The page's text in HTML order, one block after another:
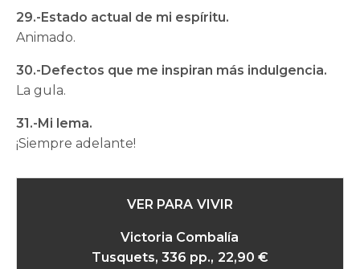
29.-Estado actual de mi espíritu.
Animado.
30.-Defectos que me inspiran más indulgencia.
La gula.
31.-Mi lema.
¡Siempre adelante!
VER PARA VIVIR
Victoria Combalía
Tusquets, 336 pp., 22,90 €